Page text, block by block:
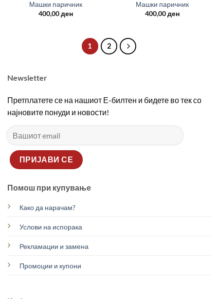
Машки паричник
400,00ден
Машки паричник
400,00ден
1 2
Newsletter
Претплатете се на нашиот Е-билтен и бидете во тек со
најновите понуди и новости!
Помош при купување
Како да нарачам?
Услови на испорака
Рекламации и замена
Промоции и купони